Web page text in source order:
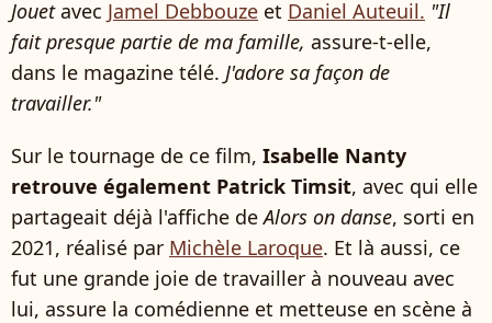
Jouetavec Jamel Debbouze et Daniel Auteuil. "Il
fait presque partie de ma famille, assure-t-elle,
dans le magazine télé. J'adore sa façon de
travailler."
Sur le tournage de ce film, Isabelle Nanty
retrouve également Patrick Timsit, avec qui elle
partageait déjà l'affiche deAlors on danse, sorti en
2021, réalisé par Michèle Laroque. Et là aussi, ce
fut une grande joie de travailler à nouveau avec
lui, assure la comédienne et metteuse en scène à